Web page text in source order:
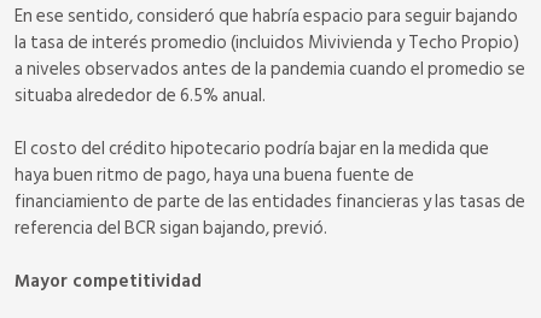
En ese sentido, consideró que habría espacio para seguir bajando
la tasa de interés promedio (incluidos Mivivienda y Techo Propio)
a niveles observados antes de la pandemia cuando el promedio se
situaba alrededor de 6.5% anual.
El costo del crédito hipotecario podría bajar en la medida que
haya buen ritmo de pago, haya una buena fuente de
financiamiento de parte de las entidades financieras y las tasas de
referencia del BCR sigan bajando, previó.
Mayor competitividad